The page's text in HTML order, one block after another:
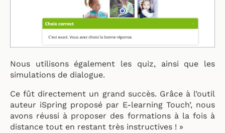
Nous utilisons également les quiz, ainsi que les
simulations de dialogue.
Ce fût directement un grand succès. Grâce à l’outil
auteur iSpring proposé par E-learning Touch’, nous
avons réussi à proposer des formations à la fois à
distance tout en restant très instructives ! »